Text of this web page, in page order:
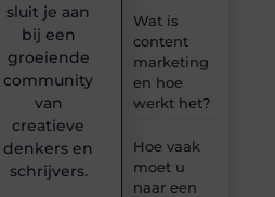
Wat is
content
marketing
en hoe
werkt het?
Hoe vaak
moet u
naar een
sluit je aan
bij een
groeiende
community
van
creatieve
denkers en
schrijvers.